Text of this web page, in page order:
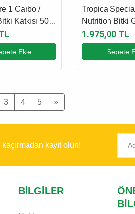
GÜBRESİ
1 Carbo /
Katkısı 50
Ekle
KATKI VE
Tropica
Nutrition Bitki
750 Ml
1.975,00 TL
Sepete
3 4 5 »
kayıt olun!
BILGILER